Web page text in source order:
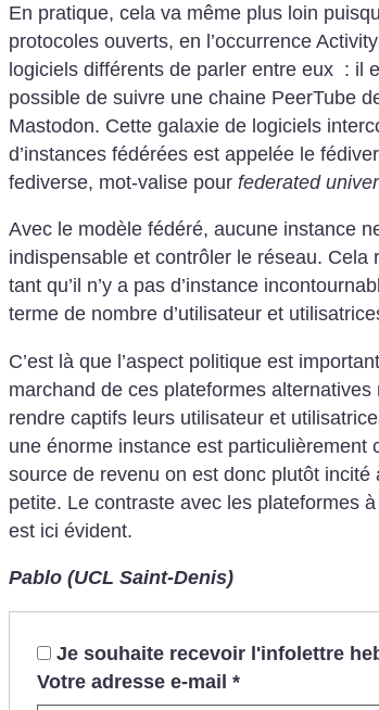
En pratique, cela va même plus loin
protocoles ouverts, en l’occurrence
logiciels différents de parler entre eux : il
possible de suivre une chaine PeerTube
Mastodon. Cette galaxie de logiciels
d’instances fédérées est appelée le
fediverse, mot-valise pour federated
Avec le modèle fédéré, aucune instance
indispensable et contrôler le réseau. Cela
tant qu’il n’y a pas d’instance
terme de nombre d’utilisateur et
C’est là que l’aspect politique est
marchand de ces plateformes alternatives
rendre captifs leurs utilisateur et
une énorme instance est particulièrement
source de revenu on est donc plutôt incité
petite. Le contraste avec les plateformes
est ici évident.
Pablo (UCL Saint-Denis)
Je souhaite recevoir l'infolettre
Votre adresse e-mail *